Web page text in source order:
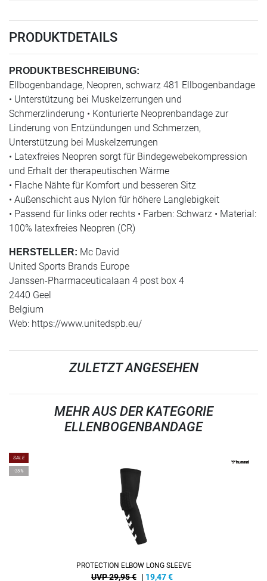
PRODUKTDETAILS
PRODUKTBESCHREIBUNG:
Ellbogenbandage, Neopren, schwarz 481 Ellbogenbandage
• Unterstützung bei Muskelzerrungen und
Schmerzlinderung • Konturierte Neoprenbandage zur
Linderung von Entzündungen und Schmerzen,
Unterstützung bei Muskelzerrungen
• Latexfreies Neopren sorgt für Bindegewebekompression
und Erhalt der therapeutischen Wärme
• Flache Nähte für Komfort und besseren Sitz
• Außenschicht aus Nylon für höhere Langlebigkeit
• Passend für links oder rechts • Farben: Schwarz • Material:
100% latexfreies Neopren (CR)
HERSTELLER: Mc David
United Sports Brands Europe
Janssen-Pharmaceuticalaan 4 post box 4
2440 Geel
Belgium
Web: https://www.unitedspb.eu/
ZULETZT ANGESEHEN
MEHR AUS DER KATEGORIE
ELLENBOGENBANDAGE
SALE
-35%
PROTECTION ELBOW LONG SLEEVE
UVP 29,95 € | 19,47€